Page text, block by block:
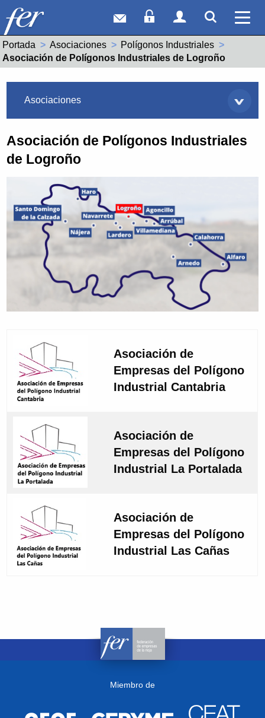
Correo webAcceso Socios
Acceso
Portada Asociaciones
Polígonos Industriales
Actual:
Asociación de Polígonos Industriales de Logroño
Asociaciones
Asociación de Polígonos Industriales
de Logroño
Asociación de
Empresas del Polígono
Industrial Cantabria
Asociación de
Empresas del Polígono
Industrial La Portalada
Asociación de
Empresas del Polígono
Industrial Las Cañas
Miembro de